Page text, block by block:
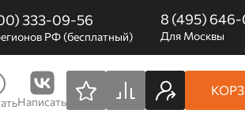
333-09-56
РФ (бесплатный)
8 (495)
Для Москвы
Написать